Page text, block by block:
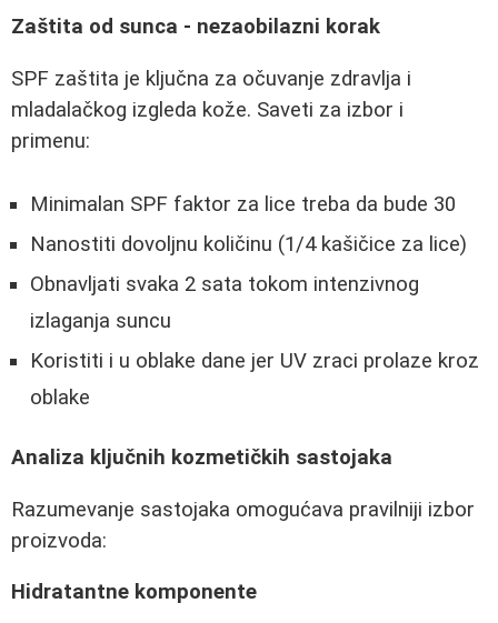
Zaštita od sunca - nezaobilazni korak
SPF zaštita je ključna za očuvanje zdravlja i
mladalačkog izgleda kože. Saveti za izbor i
primenu:
Minimalan SPF faktor za lice treba da bude 30
Nanostiti dovoljnu količinu (1/4 kašičice za lice)
Obnavljati svaka 2 sata tokom intenzivnog
izlaganja suncu
Koristiti i u oblake dane jer UV zraci prolaze kroz
oblake
Analiza ključnih kozmetičkih sastojaka
Razumevanje sastojaka omogućava pravilniji izbor
proizvoda:
Hidratantne komponente